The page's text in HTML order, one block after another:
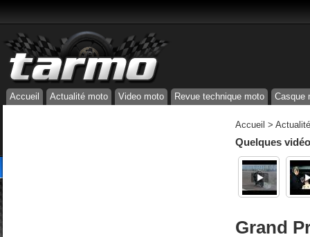
Accueil Actualité moto Video moto Revue technique moto Casque
Accueil >
Quelques
Grand